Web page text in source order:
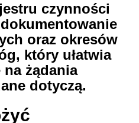
czynności
oraz okresów
który ułatwia
żądania
dotyczą.